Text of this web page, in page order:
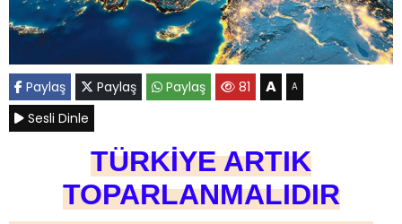
Paylaş Paylaş Paylaş 81 A A
Sesli Dinle
TÜRKİYE ARTIK
TOPARLANMALIDIR